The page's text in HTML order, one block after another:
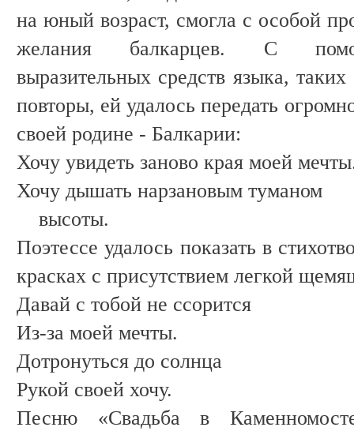
на юный возраст, смогла с особой
желания балкарцев. С
выразительных средств языка,
повторы, ей удалось передать
своей родине - Балкарии:
Хочу увидеть заново края моей
Хочу дышать нарзановым туманом
высоты.
Поэтессе удалось показать в
красках с присутствием легкой
Давай с тобой не ссорится
Из-за моей мечты.
Дотронуться до солнца
Рукой своей хочу.
Песню «Свадьба в